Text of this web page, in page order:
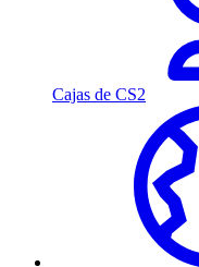
Cajas de CS2